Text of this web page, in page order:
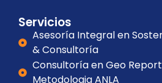
Servicios
Asesoría Integral en
& Consultoría
Consultoría en Geo
Metodologia ANLA